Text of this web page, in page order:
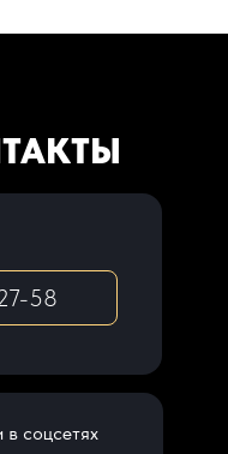
58
соцсетях